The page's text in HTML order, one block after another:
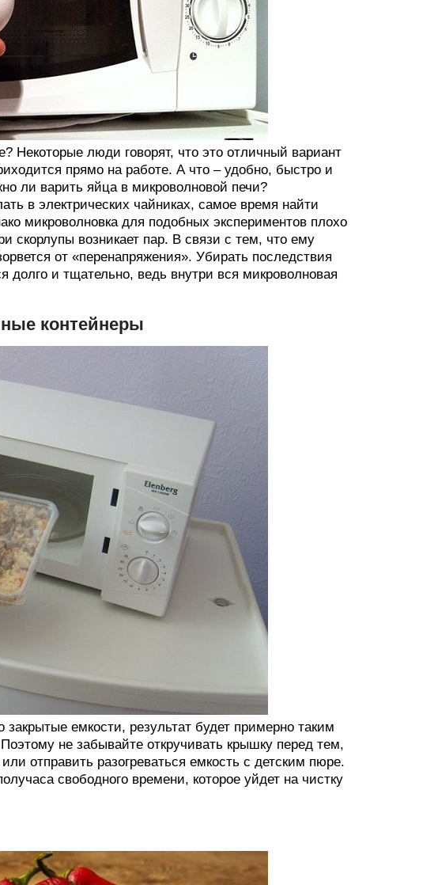
Некоторые люди говорят, что это отличный вариант
прямо на работе. А что – удобно, быстро и
ли варить яйца в микроволновой печи?
в электрических чайниках, самое время найти
микроволновка для подобных экспериментов плохо
скорлупы возникает пар. В связи с тем, что ему
от «перенапряжения». Убирать последствия
долго и тщательно, ведь внутри вся микроволновая
контейнеры
емкости, результат будет примерно таким
не забывайте откручивать крышку перед тем,
отправить разогреваться емкость с детским пюре.
свободного времени, которое уйдет на чистку